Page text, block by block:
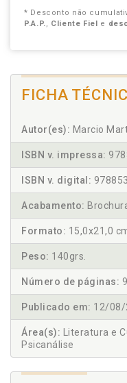
* Desconto não
P.A.P., Cliente Fiel e
FICHA
Autor(es): Marcio
ISBN v. impressa:
ISBN v. digital:
Acabamento:
Formato: 15,0x21,0
Peso: 140grs.
Número de páginas:
Publicado em: 12/08/
Área(s): Literatura e
Psicanálise